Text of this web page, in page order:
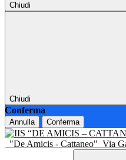
Chiudi
Chiudi
Conferma
Annulla Conferma
"De Amicis - Cattaneo" Via